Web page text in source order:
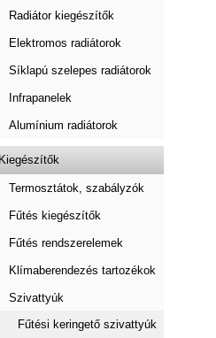
Radiátor kiegészítők
Elektromos radiátorok
Síklapú szelepes radiátorok
Infrapanelek
Alumínium radiátorok
Kiegészítők
Termosztátok, szabályzók
Fűtés kiegészítők
Fűtés rendszerelemek
Klímaberendezés tartozékok
Szivattyúk
Fűtési keringető szivattyúk